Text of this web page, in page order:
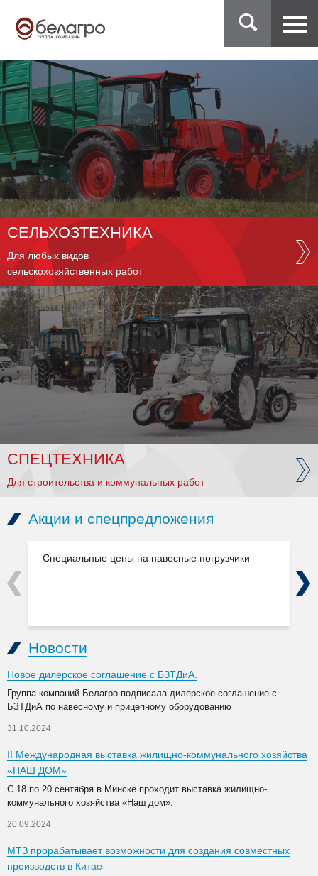
СЕЛЬХОЗТЕХНИКА
Для любых видов
сельскохозяйственных работ
СПЕЦТЕХНИКА
Для строительства и коммунальных работ
Акции и спецпредложения
Специальные цены на навесные погрузчики
Previous Next
Новости
Новое дилерское соглашение с БЗТДиА.
Группа компаний Белагро подписала дилерское соглашение с
БЗТДиА по навесному и прицепному оборудованию
31.10.2024
II Международная выставка жилищно-коммунального хозяйства
«НАШ ДОМ»
С 18 по 20 сентября в Минске проходит выставка жилищно-
коммунального хозяйства «Наш дом».
20.09.2024
МТЗ прорабатывает возможности для создания совместных
производств в Китае